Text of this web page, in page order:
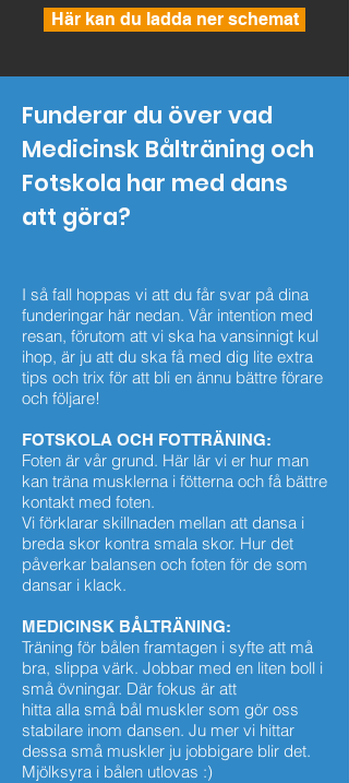
Här kan du ladda ner schemat
Funderar du över vad
Medicinsk Bålträning och
Fotskola har med dans
att göra?
I så fall hoppas vi att du får svar på dina
funderingar här nedan. Vår intention med
resan, förutom att vi ska ha vansinnigt kul
ihop, är ju att du ska få med dig lite extra
tips och trix för att bli en ännu bättre förare
och följare!
FOTSKOLA OCH FOTTRÄNING:
Foten är vår grund. Här lär vi er hur man
kan träna musklerna i fötterna och få bättre
kontakt med foten.
Vi förklarar skillnaden mellan att dansa i
breda skor kontra smala skor. Hur det
påverkar balansen och foten för de som
dansar i klack.
MEDICINSK BÅLTRÄNING:
Träning för bålen framtagen i syfte att må
bra, slippa värk. Jobbar med en liten boll i
små övningar. Där fokus är att
hitta alla små bål muskler som gör oss
stabilare inom dansen. Ju mer vi hittar
dessa små muskler ju jobbigare blir det.
Mjölksyra i bålen utlovas :)